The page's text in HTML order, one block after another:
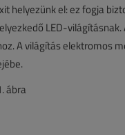
helyezünk el: ez fogja
LED-
A világítás elektromos